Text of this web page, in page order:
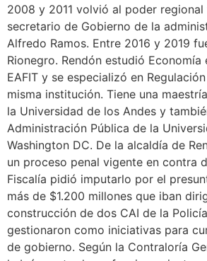
2008 y 2011 volvió al poder
secretario de Gobierno de la
Alfredo Ramos. Entre 2016 y 2019
Rionegro. Rendón estudió Economía
EAFIT y se especializó en
misma institución. Tiene una
la Universidad de los Andes y
Administración Pública de la
Washington DC. De la alcaldía de
un proceso penal vigente en contra
Fiscalía pidió imputarlo por el
más de $1.200 millones que iban
construcción de dos CAI de la
gestionaron como iniciativas para
de gobierno. Según la Contraloría